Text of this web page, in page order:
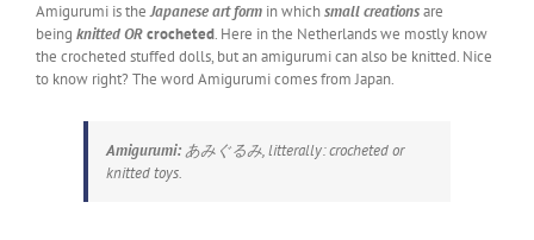
Amigurumi is theJapanese art form in whichsmall creationsare
being knitted ORcrocheted. Here in the Netherlands we mostly know
the crocheted stuffed dolls, but an amigurumi can also be knitted. Nice
to know right? The word Amigurumi comes from Japan.
Amigurumi: あみぐるみ,litterally: crocheted or
knitted toys.